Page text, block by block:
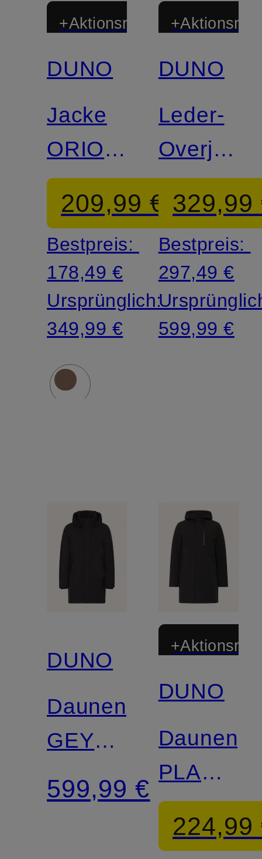
+Aktionsrabatt
DUNO
Jacke
ORION
MIRTO
209,99 €
Bestpreis:
178,49 €
Ursprünglich:
349,99 €
DUNO
Leder-
COREX
329,99
Bestpreis:
297,49 €
599,99 €
DUNO
Daunenparka
GEYSER
PARMA
mit
abnehmbarer
599,99 €
DUNO
PLANET
TORANO
224,99